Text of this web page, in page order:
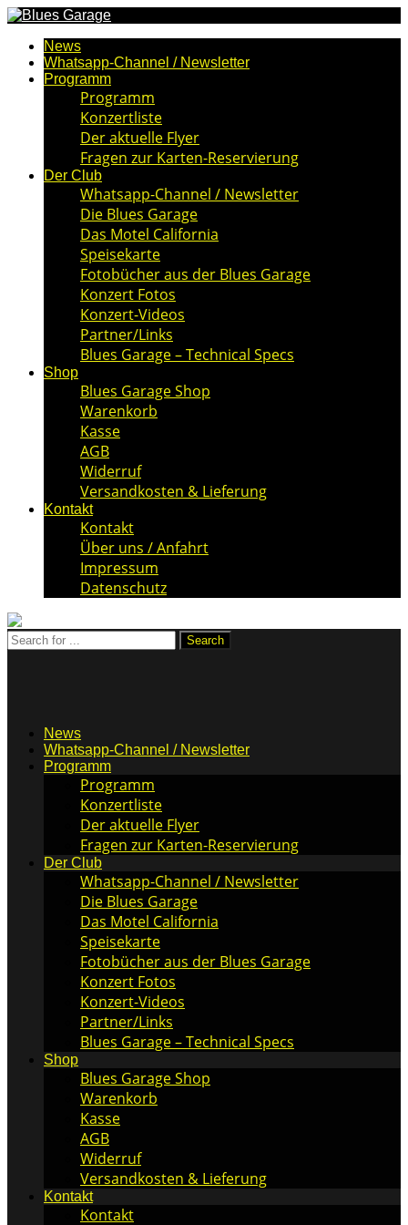
News
Whatsapp-Channel / Newsletter
Programm
Programm
Konzertliste
Der aktuelle Flyer
Fragen zur Karten-Reservierung
Der Club
Whatsapp-Channel / Newsletter
Die Blues Garage
Das Motel California
Speisekarte
Fotobücher aus der Blues Garage
Konzert Fotos
Konzert-Videos
Partner/Links
Blues Garage – Technical Specs
Shop
Blues Garage Shop
Warenkorb
Kasse
AGB
Widerruf
Versandkosten & Lieferung
Kontakt
Kontakt
Über uns / Anfahrt
Impressum
Datenschutz
News
Whatsapp-Channel / Newsletter
Programm
Programm
Konzertliste
Der aktuelle Flyer
Fragen zur Karten-Reservierung
Der Club
Whatsapp-Channel / Newsletter
Die Blues Garage
Das Motel California
Speisekarte
Fotobücher aus der Blues Garage
Konzert Fotos
Konzert-Videos
Partner/Links
Blues Garage – Technical Specs
Shop
Blues Garage Shop
Warenkorb
Kasse
AGB
Widerruf
Versandkosten & Lieferung
Kontakt
Kontakt